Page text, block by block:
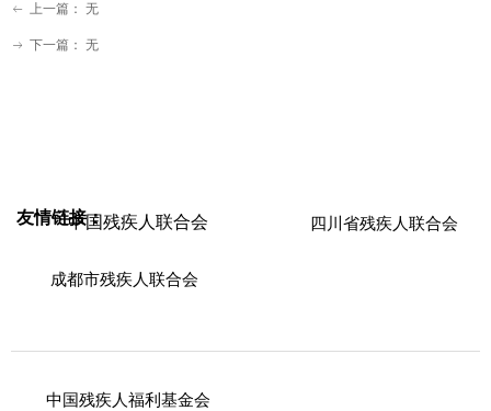
ꂃ 上一篇： 无
ꁹ 下一篇： 无
中国残疾人联合会 四川省残疾人联合会
成都市残疾人联合会
友情链接：
中国残疾人福利基金会